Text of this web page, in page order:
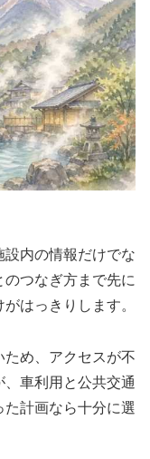
内の情報だけでな
のつなぎ方まで先に
はっきりします。
ため、アクセスが不
車利用と公共交通
計画なら十分に選